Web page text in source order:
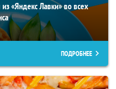
«Яндекс Лавки» во всех
ПОДРОБНЕЕ